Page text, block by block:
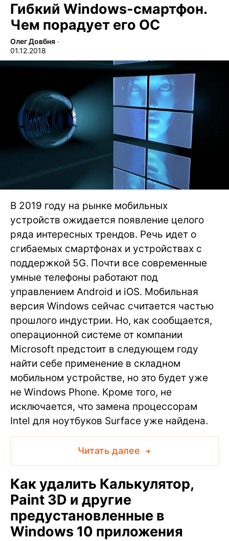
Гибкий Windows-смартфон.
Чем порадует его ОС
Олег Довбня ∙
01.12.2018
В 2019 году на рынке мобильных
устройств ожидается появление целого
ряда интересных трендов. Речь идет о
сгибаемых смартфонах и устройствах с
поддержкой 5G. Почти все современные
умные телефоны работают под
управлением Android и iOS. Мобильная
версия Windows сейчас считается частью
прошлого индустрии. Но, как сообщается,
операционной системе от компании
Microsoft предстоит в следующем году
найти себе применение в складном
мобильном устройстве, но это будет уже
не Windows Phone. Кроме того, не
исключается, что замена процессорам
Intel для ноутбуков Surface уже найдена.
Читать далее
Как удалить Калькулятор,
Paint 3D и другие
предустановленные в
Windows 10 приложения